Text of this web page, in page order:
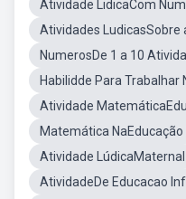
Atividade LidicaCom
Atividades LudicasSobre
NumerosDe 1 a 10
Habilidde Para Trabalhar
Atividade
Matemática NaEducação
Atividade LúdicaMaternal
AtividadeDe Educacao